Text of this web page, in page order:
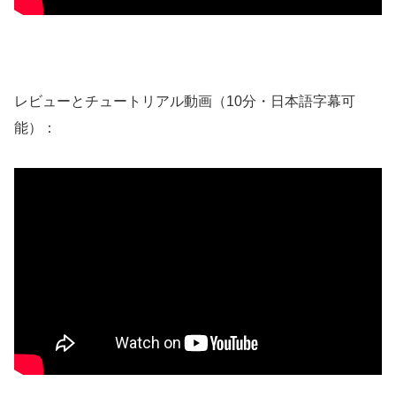
レビューとチュートリアル動画（10分・日本語字幕可
能）：